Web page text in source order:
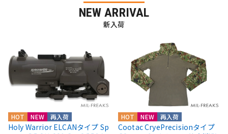
NEW ARRIVAL
新入荷
HOT NEW 再入荷
Holy Warrior ELCANタイプ Sp
HOT NEW 再入荷
Cootac CryePrecisionタイプ